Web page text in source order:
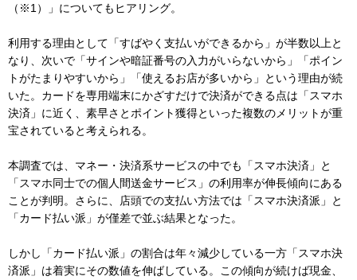
（※1）」についてもヒアリング。
利用する理由として「すばやく支払いができるから」が半数以上と
なり、次いで「サインや暗証番号の入力がいらないから」「ポイン
トがたまりやすいから」「使えるお店が多いから」という理由が続
いた。カードを専用端末にかざすだけで決済ができる点は「スマホ
決済」に近く、素早さとポイント獲得といった複数のメリットが重
宝されていると考えられる。
本調査では、マネー・決済系サービスの中でも「スマホ決済」と
「スマホ同士での個人間送金サービス」の利用率が伸長傾向にある
ことが判明。さらに、店頭での支払い方法では「スマホ決済派」と
「カード払い派」が僅差で並ぶ結果となった。
しかし「カード払い派」の割合は年々減少している一方「スマホ決
済派」は着実にその数値を伸ばしている。この傾向が続けば現金、